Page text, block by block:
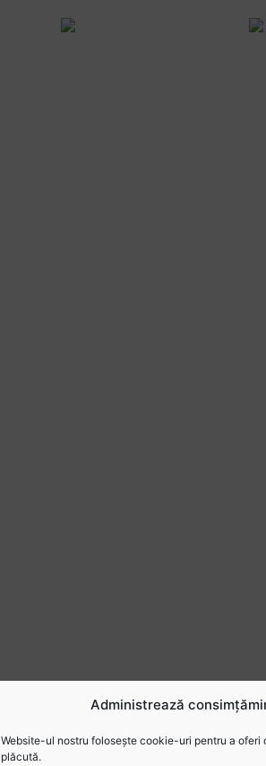
Administrează
Website-ul nostru folosește cookie-uri pentru a oferi
plăcută.